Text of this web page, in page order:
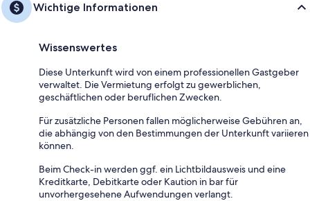
Wichtige Informationen
Wissenswertes
Diese Unterkunft wird von einem professionellen Gastgeber
verwaltet. Die Vermietung erfolgt zu gewerblichen,
geschäftlichen oder beruflichen Zwecken.
Für zusätzliche Personen fallen möglicherweise Gebühren an,
die abhängig von den Bestimmungen der Unterkunft variieren
können.
Beim Check-in werden ggf. ein Lichtbildausweis und eine
Kreditkarte, Debitkarte oder Kaution in bar für
unvorhergesehene Aufwendungen verlangt.